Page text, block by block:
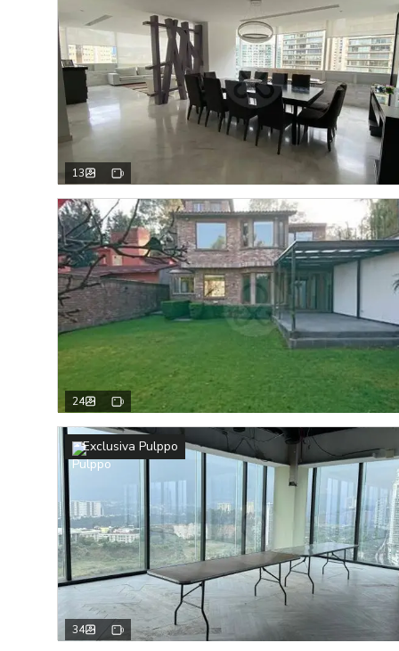
13
24
34
Exclusiva Pulppo